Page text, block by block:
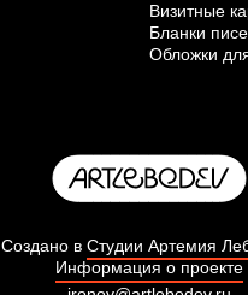
Визитные
Бланки
Обложки
Создано в Студии Артемия
Информация о проекте